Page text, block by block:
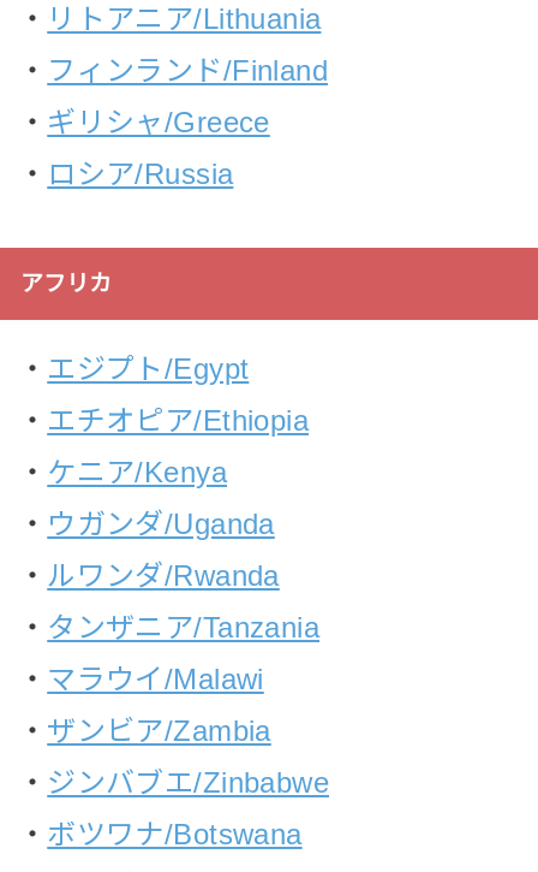
・ リトアニア/Lithuania
・ フィンランド/Finland
・ ギリシャ/Greece
・ ロシア/Russia
アフリカ
・ エジプト/Egypt
・ エチオピア/Ethiopia
・ ケニア/Kenya
・ ウガンダ/Uganda
・ ルワンダ/Rwanda
・ タンザニア/Tanzania
・ マラウイ/Malawi
・ ザンビア/Zambia
・ ジンバブエ/Zinbabwe
・ ボツワナ/Botswana